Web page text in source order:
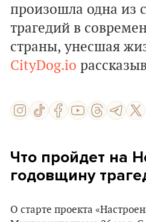
произошла одна из
трагедий в
страны, унесшая
CityDog.io
Что пройдет на
годовщину
О старте проекта